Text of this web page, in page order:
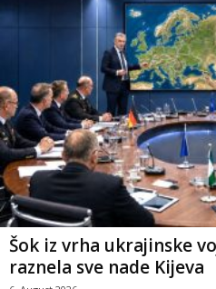
Šok iz vrha ukrajinske
raznela sve nade Kijeva